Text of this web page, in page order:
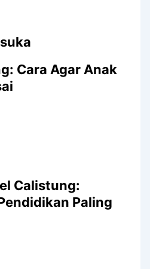
Cara Agar Anak
Calistung:
Paling